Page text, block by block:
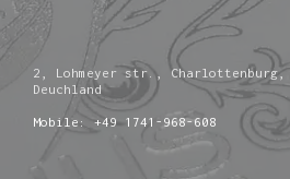
2, Lohmeyer str., Charlottenburg,
Deuchland
Mobile: +49 1741-968-608